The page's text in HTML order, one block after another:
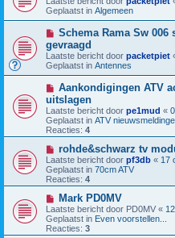
tr
i
h
t
e
u
w
b
e
r
i
c
t
Geplaatst in Algemeen
N
e
u
w
b
e
r
i
c
h
t
Schema Rama Sw
gevraagd
Laatste bericht door packetpiet
Geplaatst in Antennes
N
i
e
u
w
b
i
c
h
Aankondigingen ATV
uitslagen
Laatste bericht door pe1mud «
Geplaatst in ATV
Reacties: 4
N
i
e
u
w
b
e
r
i
c
rohde&schwarz tv
Laatste bericht door pf3db « 17
Geplaatst in 70cm ATV
Reacties: 4
N
i
e
u
w
Mark PD0MV
Laatste bericht door PD0MV «
Geplaatst in Even voorstellen...
Reacties: 3